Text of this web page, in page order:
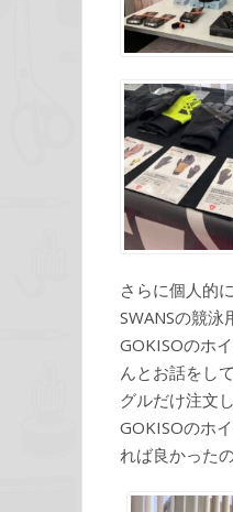
さらに個人的
SWANSの競泳
GOKISOのホ
んとお話をし
グルだけ注文
GOKISOのホ
れば良かった